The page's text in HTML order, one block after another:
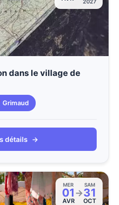
dans le village de
Grimaud
détails →
MER
01
AVR
→
SAM
31
OCT